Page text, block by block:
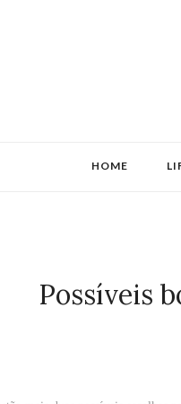
HOME
Possíveis